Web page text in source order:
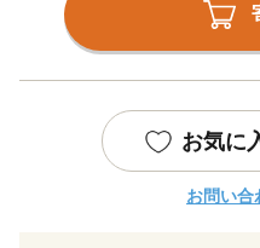
お気に
お問い合